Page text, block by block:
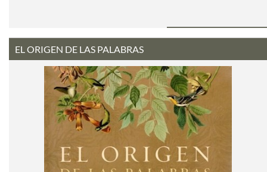
EL ORIGEN DE LAS PALABRAS